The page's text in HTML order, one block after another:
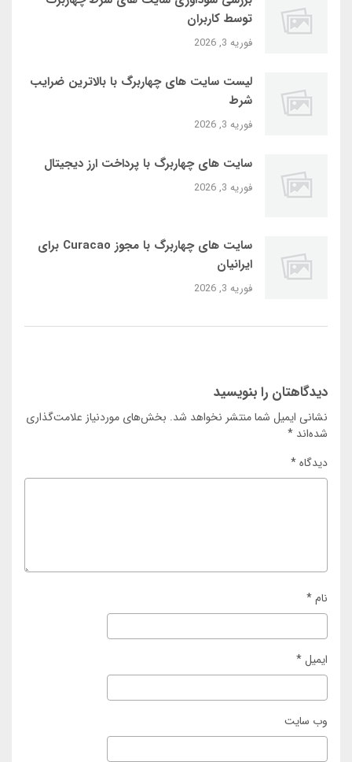
توسط کاربران
فوریه 3, 2026
لیست سایت‌ های چهاربرگ با بالاترین ضرایب
شرط
فوریه 3, 2026
سایت‌ های چهاربرگ با پرداخت ارز دیجیتال
فوریه 3, 2026
سایت‌ های چهاربرگ با مجوز Curacao برای
ایرانیان
فوریه 3, 2026
دیدگاهتان را بنویسید
نشانی ایمیل شما منتشر نخواهد شد. بخش‌های موردنیاز علامت‌گذاری
شده‌اند *
دیدگاه*
نام*
ایمیل*
وب‌ سایت